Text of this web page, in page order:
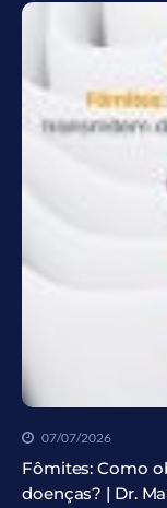
07/07/2026
Fômites: Como
doenças? | Dr.